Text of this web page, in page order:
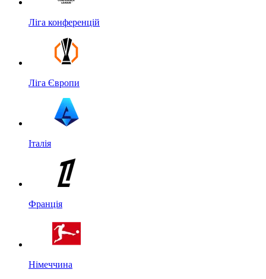
Ліга конференцій
Ліга Європи
Італія
Франція
Німеччина